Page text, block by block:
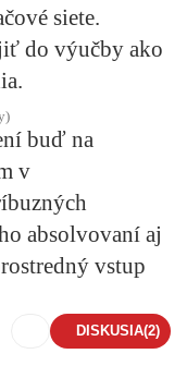
siete.
do výučby ako
buď na
v
absolvovaní aj
vstup
DISKUSIA(2)